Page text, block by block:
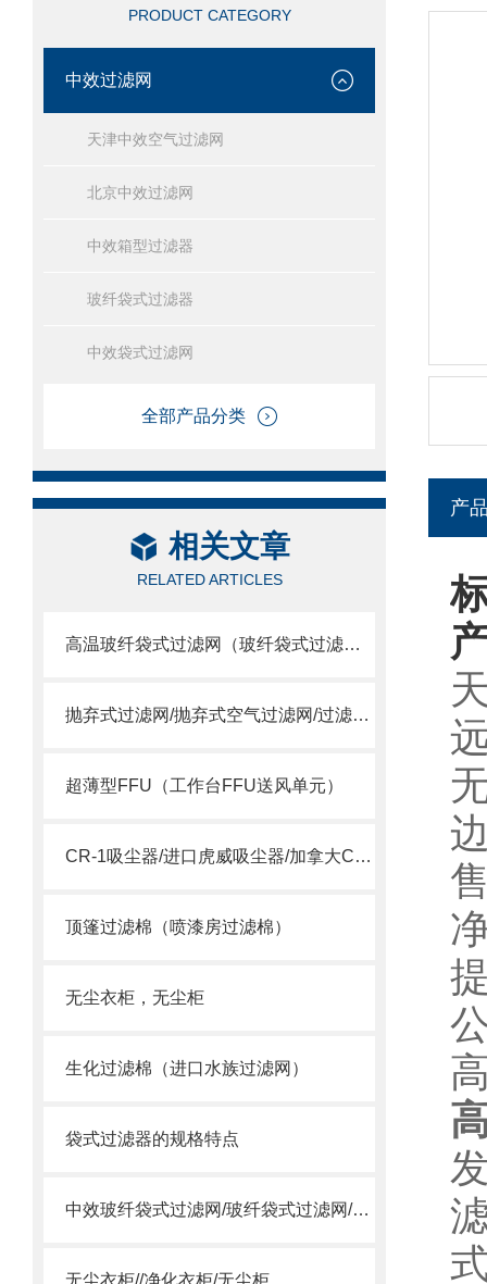
PRODUCT CATEGORY
中效过滤网
天津中效空气过滤网
北京中效过滤网
中效箱型过滤器
玻纤袋式过滤器
中效袋式过滤网
全部产品分类
相关文章
RELATED ARTICLES
高温玻纤袋式过滤网（玻纤袋式过滤器）
抛弃式过滤网/抛弃式空气过滤网/过滤送风口/一体式过滤箱
超薄型FFU（工作台FFU送风单元）
CR-1吸尘器/进口虎威吸尘器/加拿大CR-1吸尘器
顶篷过滤棉（喷漆房过滤棉）
无尘衣柜，无尘柜
生化过滤棉（进口水族过滤网）
袋式过滤器的规格特点
中效玻纤袋式过滤网/玻纤袋式过滤网/高温袋式过滤网
无尘衣柜//净化衣柜/无尘柜
产